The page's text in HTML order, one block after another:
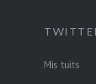
Mis tuits